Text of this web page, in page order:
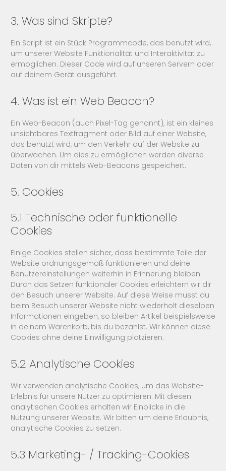
3. Was sind Skripte?
Ein Script ist ein Stück Programmcode, das benutzt wird,
um unserer Website Funktionalität und Interaktivität zu
ermöglichen. Dieser Code wird auf unseren Servern oder
auf deinem Gerät ausgeführt.
4. Was ist ein Web Beacon?
Ein Web-Beacon (auch Pixel-Tag genannt), ist ein kleines
unsichtbares Textfragment oder Bild auf einer Website,
das benutzt wird, um den Verkehr auf der Website zu
überwachen. Um dies zu ermöglichen werden diverse
Daten von dir mittels Web-Beacons gespeichert.
5. Cookies
5.1 Technische oder funktionelle
Cookies
Einige Cookies stellen sicher, dass bestimmte Teile der
Website ordnungsgemäß funktionieren und deine
Benutzereinstellungen weiterhin in Erinnerung bleiben.
Durch das Setzen funktionaler Cookies erleichtern wir dir
den Besuch unserer Website. Auf diese Weise musst du
beim Besuch unserer Website nicht wiederholt dieselben
Informationen eingeben, so bleiben Artikel beispielsweise
in deinem Warenkorb, bis du bezahlst. Wir können diese
Cookies ohne deine Einwilligung platzieren.
5.2 Analytische Cookies
Wir verwenden analytische Cookies, um das Website-
Erlebnis für unsere Nutzer zu optimieren. Mit diesen
analytischen Cookies erhalten wir Einblicke in die
Nutzung unserer Website. Wir bitten um deine Erlaubnis,
analytische Cookies zu setzen.
5.3 Marketing- / Tracking-Cookies